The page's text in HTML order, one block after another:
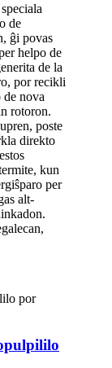
de
ĝi povas
helpo de
de la
por recikli
de nova
rotoron.
poste
direkto
kun
per
alt-